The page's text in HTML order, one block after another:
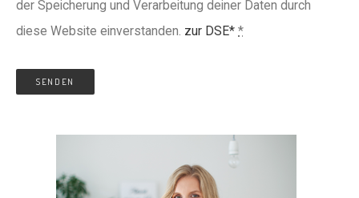
der Speicherung und Verarbeitung deiner Daten durch
diese Website einverstanden. zur DSE* *